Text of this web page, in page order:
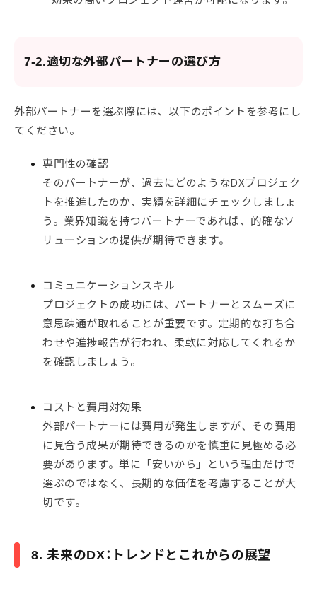
7-2.適切な外部パートナーの選び方
外部パートナーを選ぶ際には、以下のポイントを参考にし
てください。
専門性の確認
そのパートナーが、過去にどのようなDXプロジェク
トを推進したのか、実績を詳細にチェックしましょ
う。業界知識を持つパートナーであれば、的確なソ
リューションの提供が期待できます。
コミュニケーションスキル
プロジェクトの成功には、パートナーとスムーズに
意思疎通が取れることが重要です。定期的な打ち合
わせや進捗報告が行われ、柔軟に対応してくれるか
を確認しましょう。
コストと費用対効果
外部パートナーには費用が発生しますが、その費用
に見合う成果が期待できるのかを慎重に見極める必
要があります。単に「安いから」という理由だけで
選ぶのではなく、長期的な価値を考慮することが大
切です。
8. 未来のDX：トレンドとこれからの展望